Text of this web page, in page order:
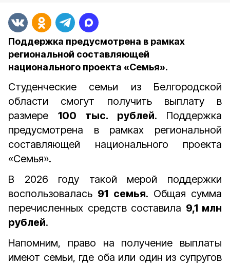
Поддержка предусмотрена в рамках
региональной составляющей
национального проекта «Семья».
Студенческие семьи из Белгородской
области смогут получить выплату в
размере 100 тыс. рублей. Поддержка
предусмотрена в рамках региональной
составляющей национального проекта
«Семья».
В 2026 году такой мерой поддержки
воспользовалась 91 семья. Общая сумма
перечисленных средств составила 9,1 млн
рублей.
Напомним, право на получение выплаты
имеют семьи, где оба или один из супругов